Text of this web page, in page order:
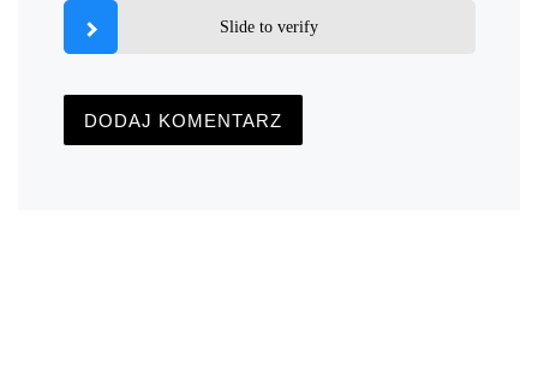
Slide to verify